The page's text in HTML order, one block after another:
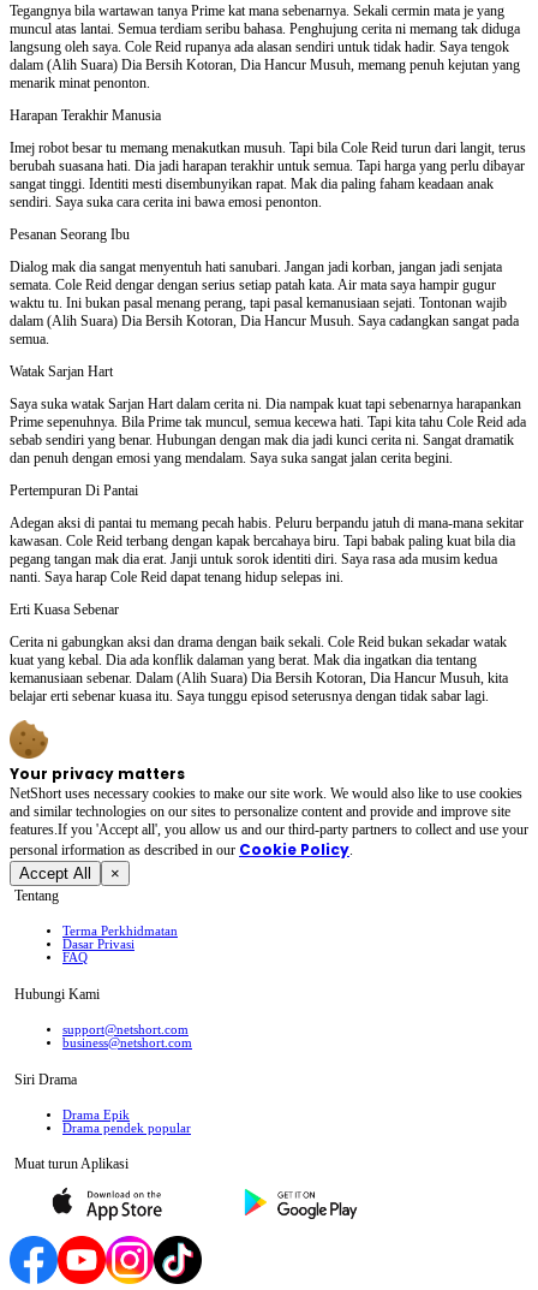
Tegangnya bila wartawan tanya Prime kat mana sebenarnya. Sekali cermin mata je yang
muncul atas lantai. Semua terdiam seribu bahasa. Penghujung cerita ni memang tak diduga
langsung oleh saya. Cole Reid rupanya ada alasan sendiri untuk tidak hadir. Saya tengok
dalam (Alih Suara) Dia Bersih Kotoran, Dia Hancur Musuh, memang penuh kejutan yang
menarik minat penonton.
Harapan Terakhir Manusia
Imej robot besar tu memang menakutkan musuh. Tapi bila Cole Reid turun dari langit, terus
berubah suasana hati. Dia jadi harapan terakhir untuk semua. Tapi harga yang perlu dibayar
sangat tinggi. Identiti mesti disembunyikan rapat. Mak dia paling faham keadaan anak
sendiri. Saya suka cara cerita ini bawa emosi penonton.
Pesanan Seorang Ibu
Dialog mak dia sangat menyentuh hati sanubari. Jangan jadi korban, jangan jadi senjata
semata. Cole Reid dengar dengan serius setiap patah kata. Air mata saya hampir gugur
waktu tu. Ini bukan pasal menang perang, tapi pasal kemanusiaan sejati. Tontonan wajib
dalam (Alih Suara) Dia Bersih Kotoran, Dia Hancur Musuh. Saya cadangkan sangat pada
semua.
Watak Sarjan Hart
Saya suka watak Sarjan Hart dalam cerita ni. Dia nampak kuat tapi sebenarnya harapankan
Prime sepenuhnya. Bila Prime tak muncul, semua kecewa hati. Tapi kita tahu Cole Reid ada
sebab sendiri yang benar. Hubungan dengan mak dia jadi kunci cerita ni. Sangat dramatik
dan penuh dengan emosi yang mendalam. Saya suka sangat jalan cerita begini.
Pertempuran Di Pantai
Adegan aksi di pantai tu memang pecah habis. Peluru berpandu jatuh di mana-mana sekitar
kawasan. Cole Reid terbang dengan kapak bercahaya biru. Tapi babak paling kuat bila dia
pegang tangan mak dia erat. Janji untuk sorok identiti diri. Saya rasa ada musim kedua
nanti. Saya harap Cole Reid dapat tenang hidup selepas ini.
Erti Kuasa Sebenar
Cerita ni gabungkan aksi dan drama dengan baik sekali. Cole Reid bukan sekadar watak
kuat yang kebal. Dia ada konflik dalaman yang berat. Mak dia ingatkan dia tentang
kemanusiaan sebenar. Dalam (Alih Suara) Dia Bersih Kotoran, Dia Hancur Musuh, kita
belajar erti sebenar kuasa itu. Saya tunggu episod seterusnya dengan tidak sabar lagi.
Your privacy matters
NetShort uses necessary cookies to make our site work. We would also like to use cookies
and similar technologies on our sites to personalize content and provide and improve site
features.If you 'Accept all', you allow us and our third-party partners to collect and use your
personal irformation as described in our Cookie Policy.
Accept All ×
Tentang
Terma Perkhidmatan
Dasar Privasi
FAQ
Hubungi Kami
support@netshort.com
business@netshort.com
Siri Drama
Drama Epik
Drama pendek popular
Muat turun Aplikasi